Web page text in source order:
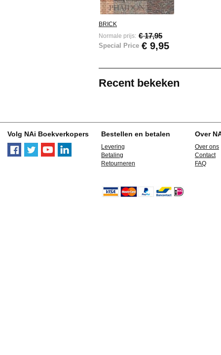
BRICK
Normale prijs: € 17,95
Special Price € 9,95
Recent bekeken
Volg NAi Boekverkopers Bestellen en betalen
Levering
Betaling
Retourneren
Over
Over ons
Contact
FAQ